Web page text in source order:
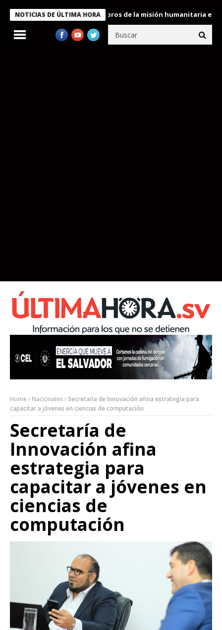
NOTICIAS DE ÚLTIMA HORA
Bukele condecora a miembros de la misión humanitaria
Home Nacionales
Secretaría de Innovación afina estrategia para
capacitar a jóvenes en ciencias de computación
Secretaría de
Innovación afina
estrategia para
capacitar a jóvenes en
ciencias de
computación